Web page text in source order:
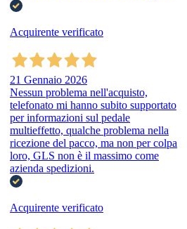
Acquirente verificato
21 Gennaio 2026
Nessun problema nell'acquisto,
telefonato mi hanno subito supportato
per informazioni sul pedale
multieffetto, qualche problema nella
ricezione del pacco, ma non per colpa
loro, GLS non è il massimo come
azienda spedizioni.
Acquirente verificato